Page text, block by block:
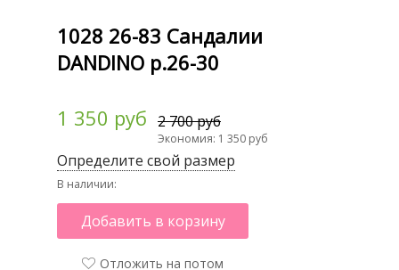
1028 26-83 Сандалии
DANDINO р.26-30
1 350 руб 2 700 руб
Экономия: 1 350 руб
Определите свой размер
В наличии:
Добавить в корзину
Отложить на потом